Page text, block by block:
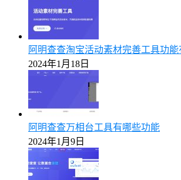
阿明查查淘宝活动素材完善工具功能
2024年1月18日
阿明查查万相台工具有哪些功能
2024年1月9日